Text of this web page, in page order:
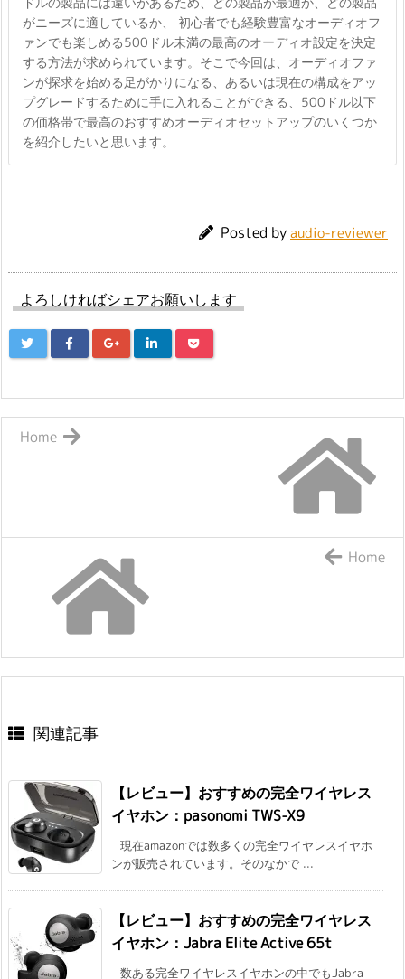
がニーズに適しているか、 初心者でも経験豊富なオーディオフ
ァンでも楽しめる500ドル未満の最高のオーディオ設定を決定
する方法が求められています。そこで今回は、オーディオファ
ンが探求を始める足がかりになる、あるいは現在の構成をアッ
プグレードするために手に入れることができる、500ドル以下
の価格帯で最高のおすすめオーディオセットアップのいくつか
を紹介したいと思います。
Posted byaudio-reviewer
よろしければシェアお願いします
Home
Home
関連記事
【レビュー】おすすめの完全ワイヤレス
イヤホン：pasonomi TWS-X9
現在amazonでは数多くの完全ワイヤレスイヤホ
ンが販売されています。そのなかで ...
【レビュー】おすすめの完全ワイヤレス
イヤホン：Jabra Elite Active 65t
数ある完全ワイヤレスイヤホンの中でもJabra